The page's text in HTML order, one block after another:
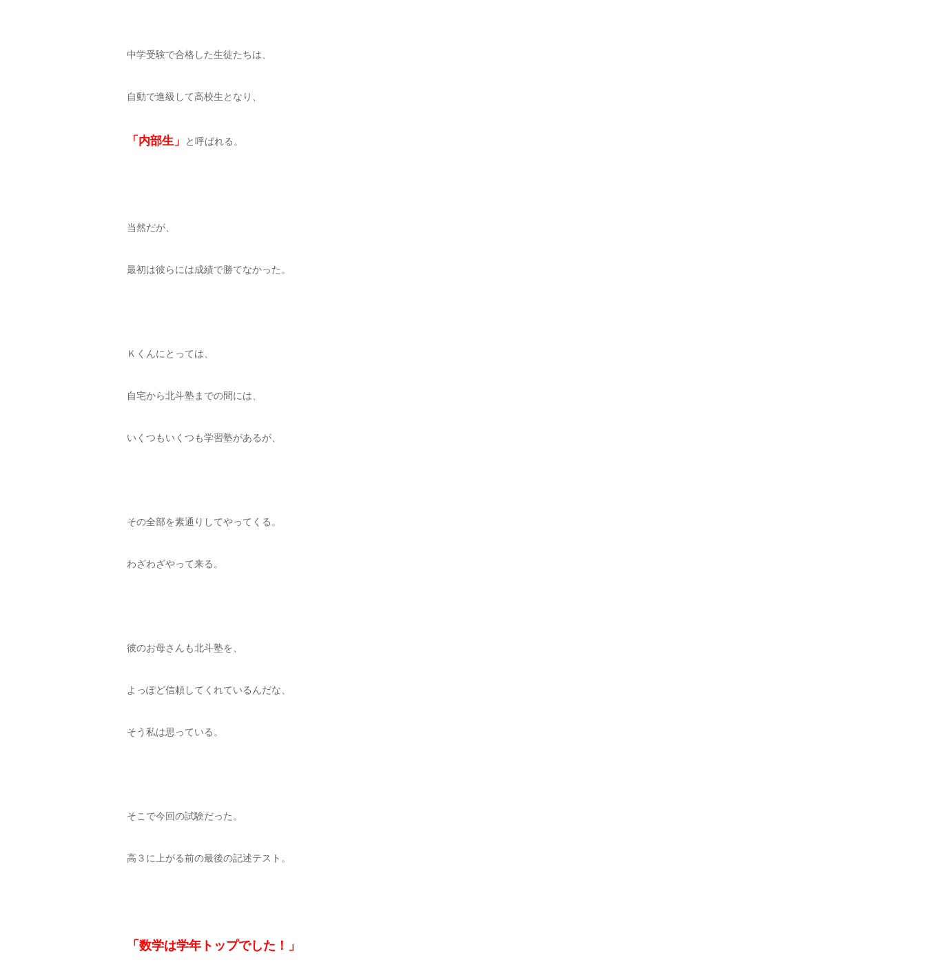
中学受験で合格した生徒たちは、
自動で進級して高校生となり、
「内部生」 と呼ばれる。
当然だが、
最初は彼らには成績で勝てなかった。
Ｋくんにとっては、
自宅から北斗塾までの間には、
いくつもいくつも学習塾があるが、
その全部を素通りしてやってくる。
わざわざやって来る。
彼のお母さんも北斗塾を、
よっぽど信頼してくれているんだな、
そう私は思っている。
そこで今回の試験だった。
高３に上がる前の最後の記述テスト。
「数学は学年トップでした！」